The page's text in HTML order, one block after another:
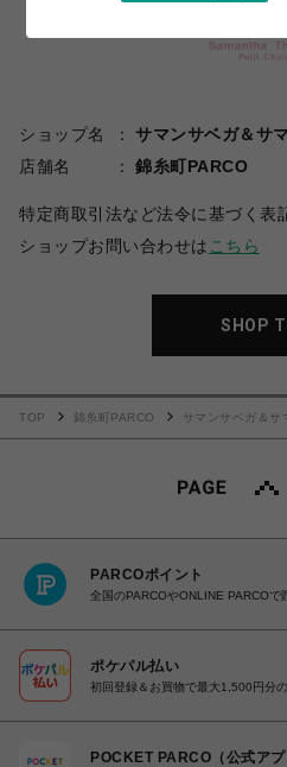
ショップ名
サマンサベガ＆サ
店舗名
錦糸町PARCO
特定商取引法など法令に基づく表
ショップお問い合わせは こちら
SHOP
TOP 錦糸町PARCO サマンサベガ＆サ
PARCOポイント
全国のPARCOやONLINE PARCOで
ポケパル払い
初回登録＆お買物で最大1,500円分
POCKET PARCO（公式アプ